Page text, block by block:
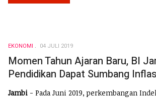
EKONOMI 04 JULI 2019
Momen Tahun Ajaran Baru, BI
Pendidikan Dapat Sumbang
Jambi - Pada Juni 2019, perkembangan